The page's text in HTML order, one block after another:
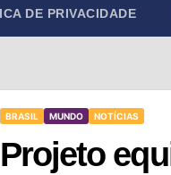
DE PRIVACIDADE
BRASIL MUNDO NOTÍCIAS
Projeto